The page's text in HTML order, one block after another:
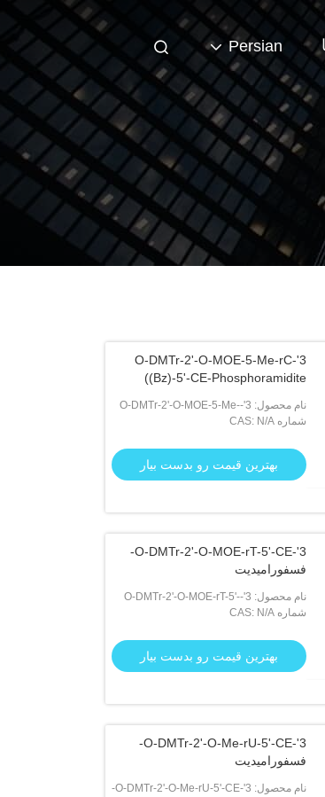
Persian
3'-O-DMTr-2'-O-MOE-5-Me-rC
((Bz)-5'-CE-Phosphoramidite
نام محصول: 3'-O-DMTr-2'-O-MOE-5-Me-
rC ((Bz)-5'-CE-Phosphoramidite
شماره CAS: N/A
بهترین قیمت رو بدست بیار
3'-O-DMTr-2'-O-MOE-rT-5'-CE-
فسفورامیدیت
نام محصول: 3'-O-DMTr-2'-O-MOE-rT-5'-
CE-فسفورامیدیت
شماره CAS: N/A
بهترین قیمت رو بدست بیار
3'-O-DMTr-2'-O-Me-rU-5'-CE-
فسفورامیدیت
نام محصول: 3'-O-DMTr-2'-O-Me-rU-5'-CE-